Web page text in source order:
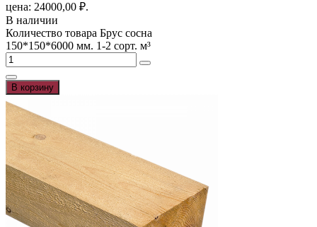
цена: 24000,00 ₽.
В наличии
Количество товара Брус сосна
150*150*6000 мм. 1-2 сорт. м³
В корзину